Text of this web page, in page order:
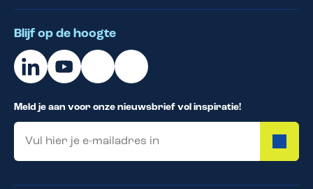
Blijf op de hoogte
Meld je aan voor onze nieuwsbrief vol inspiratie!
Email